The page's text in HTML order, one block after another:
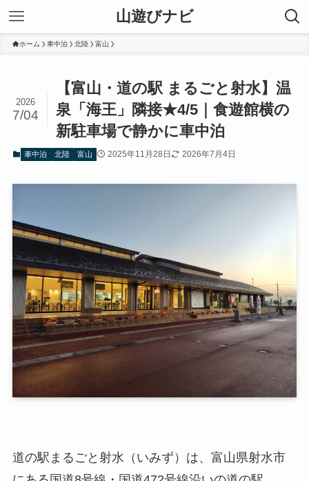
山遊びナビ
ホーム 車中泊 北陸 富山
【富山・道の駅 まるごと射水】温
泉「海王」隣接★4/5｜食遊館横の
新駐車場で静かに車中泊
2026
7/04
車中泊 北陸 富山 2025年11月28日 2026年7月4日
道の駅まるごと射水（いみず）は、富山県射水市